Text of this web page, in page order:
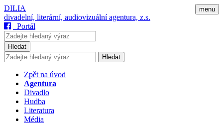
menu
DILIA
divadelní, literární, audiovizuální agentura, z.s.
Portál
Hledat
Hledat
Zpět na úvod
Agentura
Divadlo
Hudba
Literatura
Média